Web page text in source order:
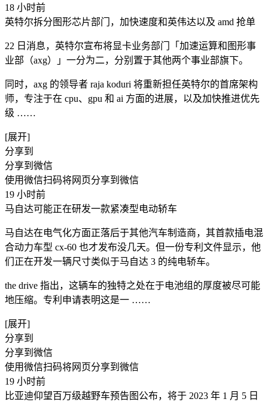
18 小时前
英特尔拆分图形芯片部门，加快速度和英伟达以及 amd 抢单
22 日消息，英特尔宣布将显卡业务部门「加速运算和图形事
业部（axg）」一分为二，分别置于其他两个事业部旗下。
同时，axg 的领导者 raja koduri 将重新担任英特尔的首席架构
师，专注于在 cpu、gpu 和 ai 方面的进展，以及加快推进优先
级 ​……
[展开]
分享到
分享到微信
使用微信扫码将网页分享到微信
19 小时前
马自达可能正在研发一款紧凑型电动轿车
马自达在电气化方面正落后于其他汽车制造商，其首款插电混
合动力车型 cx-60 也才发布没几天。但一份专利文件显示，他
们正在开发一辆尺寸类似于马自达 3 的纯电轿车。
the drive 指出，这辆车的独特之处在于电池组的厚度被尽可能
地压缩。专利申请表明这是一 ​……
[展开]
分享到
分享到微信
使用微信扫码将网页分享到微信
19 小时前
比亚迪仰望百万级越野车预告图公布，将于 2023 年 1 月 5 日